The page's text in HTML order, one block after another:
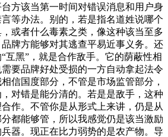
方该当第一时间对错误消息和用户身
等办法。别的，若是指名道姓说哪个
或者什么毒素之类，像这种该当至多
牌方能够对其逃查平易近事义务。还
互黑”，就是合作敌手。它的荫蔽性相
要品牌好处受损的一方自动拿起法令
信国度部分，不管是市场监管部分，
对错是能分清的。若是是敌手，这种
作。不管你是从形式上来讲，仍是从
都能够管，所以我感觉仍是该当激励
器。现正在比力弱势的是农产物。导